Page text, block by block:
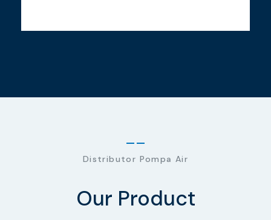
Distributor Pompa Air
Our Product